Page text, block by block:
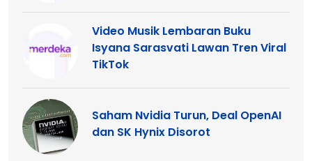
Video Musik Lembaran Buku
Isyana Sarasvati Lawan Tren Viral
TikTok
Saham Nvidia Turun, Deal OpenAI
dan SK Hynix Disorot